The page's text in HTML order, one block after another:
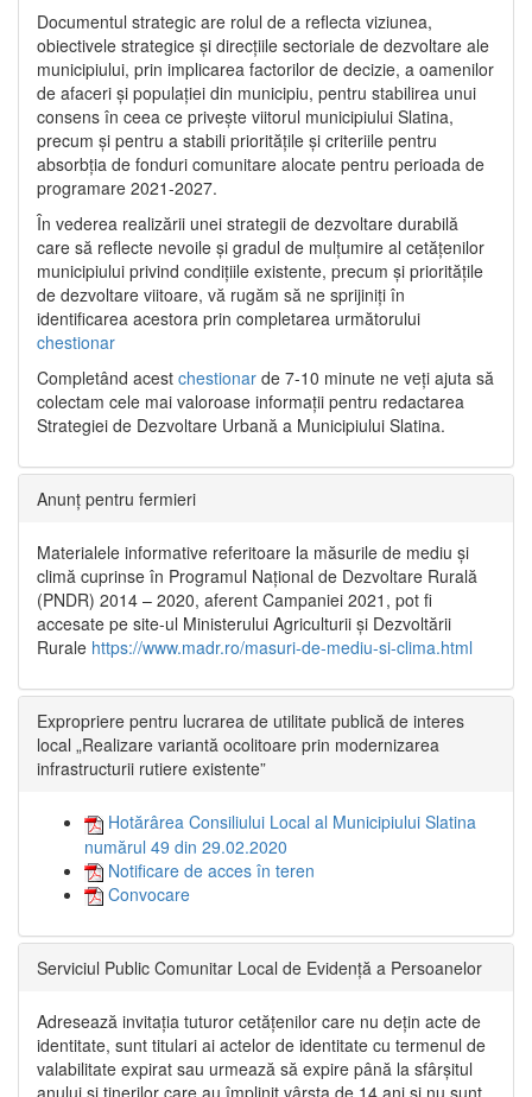
Documentul strategic are rolul de a reflecta viziunea,
obiectivele strategice și direcțiile sectoriale de dezvoltare ale
municipiului, prin implicarea factorilor de decizie, a oamenilor
de afaceri și populației din municipiu, pentru stabilirea unui
consens în ceea ce privește viitorul municipiului Slatina,
precum și pentru a stabili prioritățile și criteriile pentru
absorbția de fonduri comunitare alocate pentru perioada de
programare 2021-2027.
În vederea realizării unei strategii de dezvoltare durabilă
care să reflecte nevoile și gradul de mulțumire al cetățenilor
municipiului privind condițiile existente, precum și prioritățile
de dezvoltare viitoare, vă rugăm să ne sprijiniți în
identificarea acestora prin completarea următorului
chestionar
Completând acest chestionar de 7-10 minute ne veți ajuta să
colectam cele mai valoroase informații pentru redactarea
Strategiei de Dezvoltare Urbană a Municipiului Slatina.
Anunț pentru fermieri
Materialele informative referitoare la măsurile de mediu și
climă cuprinse în Programul Național de Dezvoltare Rurală
(PNDR) 2014 – 2020, aferent Campaniei 2021, pot fi
accesate pe site-ul Ministerului Agriculturii și Dezvoltării
Rurale https://www.madr.ro/masuri-de-mediu-si-clima.html
Expropriere pentru lucrarea de utilitate publică de interes
local „Realizare variantă ocolitoare prin modernizarea
infrastructurii rutiere existente”
Hotărârea Consiliului Local al Municipiului Slatina
numărul 49 din 29.02.2020
Notificare de acces în teren
Convocare
Serviciul Public Comunitar Local de Evidență a Persoanelor
Adresează invitația tuturor cetățenilor care nu dețin acte de
identitate, sunt titulari ai actelor de identitate cu termenul de
valabilitate expirat sau urmează să expire până la sfârșitul